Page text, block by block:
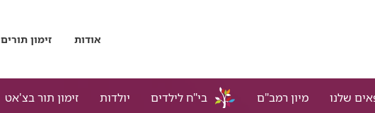
אודות זימון תורים
שלנו מיון רמב"ם בי"ח לילדים יולדות זימון תור בצ'אט